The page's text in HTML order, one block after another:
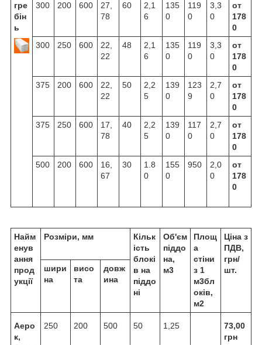
гре
бін
ь
300
200 600
27,
78
60
2,1
6
135
0
119
0
3,3
0
от
178
0
300
250 600
22,
22
48
2,1
6
135
0
119
0
3,3
0
от
178
0
375
200 600
22,
22
50
2,2
5
139
0
123
9
2,7
0
от
178
0
375
250 600
17,
78
40
2,2
5
139
0
117
0
2,7
0
от
178
0
500
200 600
16,
67
30
1.8
0
155
0
950
2,0
0
от
178
0
Найм
енув
ання
прод
укції
Розміри, мм
Кільк
ість
блокі
в на
піддо
ні
Об'єм
піддо
на,
м3
Площ
а
стіни
з 1
м3бл
оків,
м2
Ціна з
ПДВ,
грн/
шт.
шири
на
висо
та
довж
ина
Аеро
к,
250 200 500 50 1,25
73,00
грн